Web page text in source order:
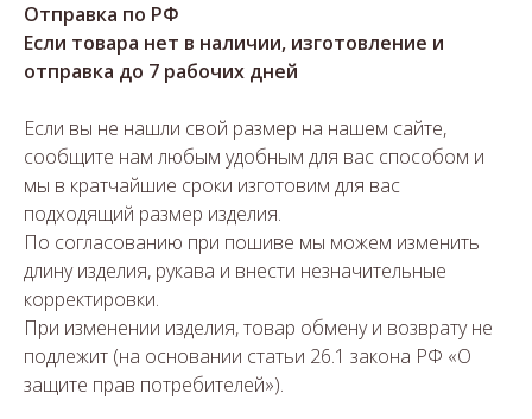
Отправка по РФ
Если товара нет в наличии, изготовление и
отправка до 7 рабочих дней
Если вы не нашли свой размер на нашем сайте,
сообщите нам любым удобным для вас способом и
мы в кратчайшие сроки изготовим для вас
подходящий размер изделия.
По согласованию при пошиве мы можем изменить
длину изделия, рукава и внести незначительные
корректировки.
При изменении изделия, товар обмену и возврату не
подлежит (на основании статьи 26.1 закона РФ «О
защите прав потребителей»).